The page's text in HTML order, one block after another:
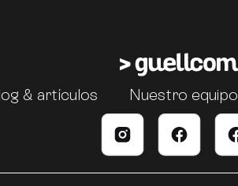
& artículos Nuestro equipo